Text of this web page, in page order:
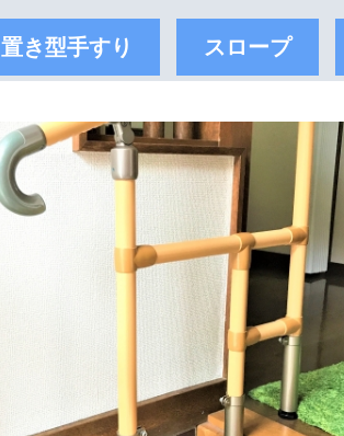
置き型手すり スロープ